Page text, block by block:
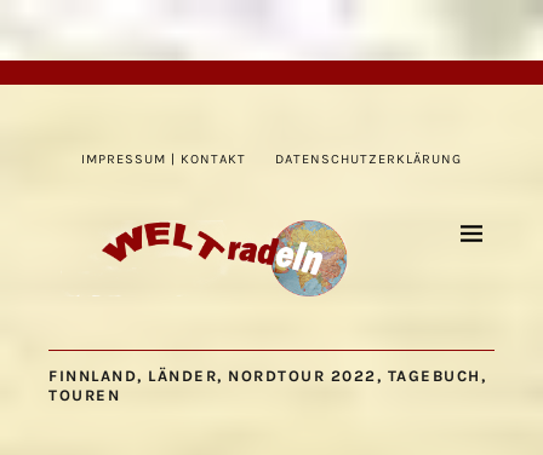
IMPRESSUM | KONTAKT DATENSCHUTZERKLÄRUNG
FINNLAND, LÄNDER, NORDTOUR 2022 , TAGEBUCH ,
TOUREN